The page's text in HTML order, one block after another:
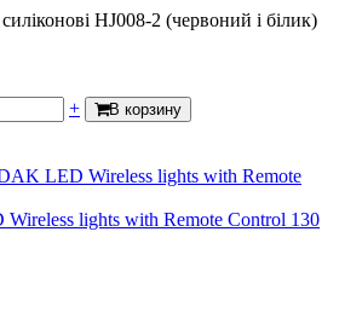
HJ008-2 (червоний і білик)
+ В корзину
lights with Remote Control 130